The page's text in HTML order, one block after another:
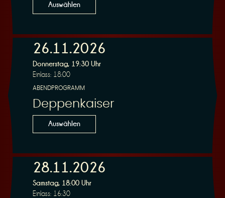
Auswählen
26.11.2026
Donnerstag, 19:30 Uhr
Einlass: 18:00
ABENDPROGRAMM
Deppenkaiser
Auswählen
28.11.2026
Samstag, 18:00 Uhr
Einlass: 16:30